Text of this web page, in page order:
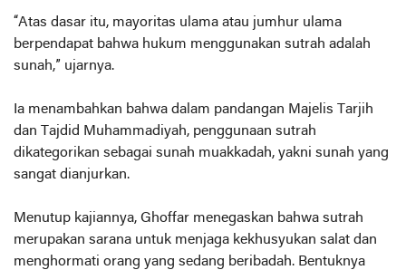
“Atas dasar itu, mayoritas ulama atau jumhur ulama
berpendapat bahwa hukum menggunakan sutrah adalah
sunah,” ujarnya.
Ia menambahkan bahwa dalam pandangan Majelis Tarjih
dan Tajdid Muhammadiyah, penggunaan sutrah
dikategorikan sebagai sunah muakkadah, yakni sunah yang
sangat dianjurkan.
Menutup kajiannya, Ghoffar menegaskan bahwa sutrah
merupakan sarana untuk menjaga kekhusyukan salat dan
menghormati orang yang sedang beribadah. Bentuknya